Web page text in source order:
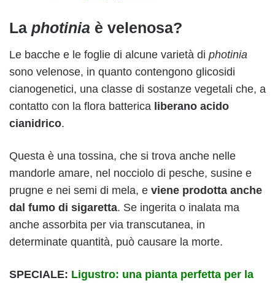
La photinia è velenosa?
Le bacche e le foglie di alcune varietà di photinia
sono velenose, in quanto contengono glicosidi
cianogenetici, una classe di sostanze vegetali che, a
contatto con la flora batterica liberano acido
cianidrico.
Questa è una tossina, che si trova anche nelle
mandorle amare, nel nocciolo di pesche, susine e
prugne e nei semi di mela, e viene prodotta anche
dal fumo di sigaretta. Se ingerita o inalata ma
anche assorbita per via transcutanea, in
determinate quantità, può causare la morte.
SPECIALE: Ligustro: una pianta perfetta per la